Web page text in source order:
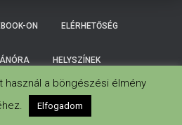
ON ELÉRHETŐSÉG
HELYSZÍNEK
ThemeIsle
használ a böngészési élmény
Elfogadom